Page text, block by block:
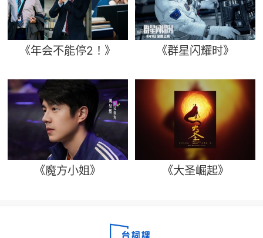
《年会不能停2！》 《群星闪耀时》
《魔方小姐》 《大圣崛起》